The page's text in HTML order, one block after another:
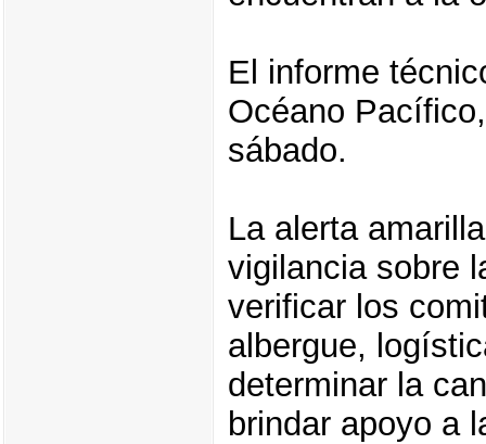
El informe
Océano
sábado.
La alerta
vigilancia sobre
verificar los
albergue,
determinar la
brindar apoyo a